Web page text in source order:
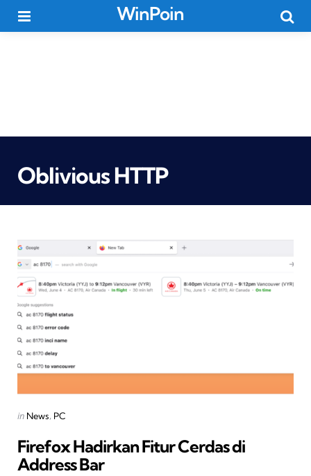
WinPoin
Oblivious HTTP
Categories
Posted
in News PC
Firefox Hadirkan Fitur Cerdas di
Address Bar